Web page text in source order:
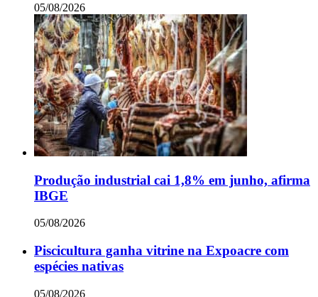
05/08/2026
Produção industrial cai 1,8% em junho, afirma
IBGE
05/08/2026
Piscicultura ganha vitrine na Expoacre com
espécies nativas
05/08/2026